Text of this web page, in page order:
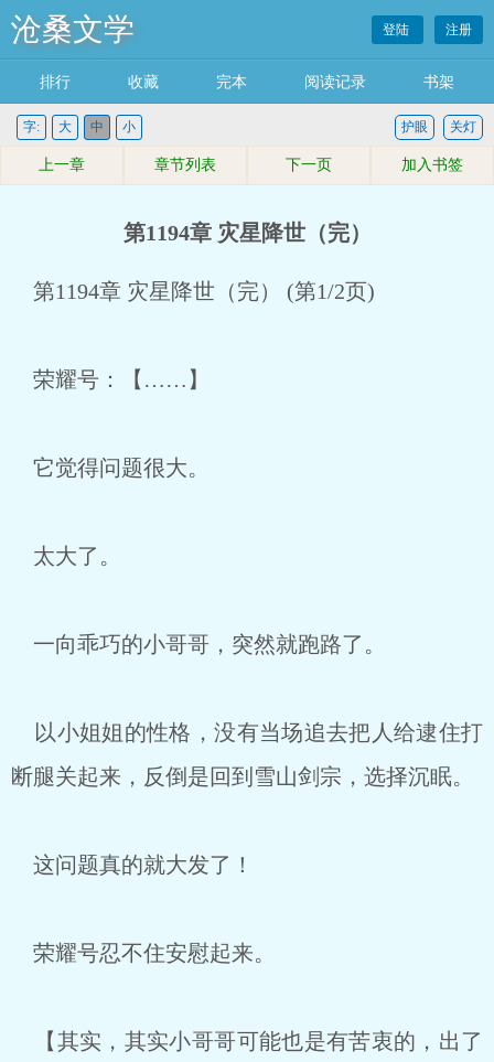
沧桑文学 登陆 注册
排行 收藏 完本 阅读记录 书架
字: 大 中 小 关灯
护眼
上一章 章节列表 下一页 加入书签
第1194章 灾星降世（完）
第1194章 灾星降世（完） (第1/2页)
荣耀号：【……】
它觉得问题很大。
太大了。
一向乖巧的小哥哥，突然就跑路了。
以小姐姐的性格，没有当场追去把人给逮住打
断腿关起来，反倒是回到雪山剑宗，选择沉眠。
这问题真的就大发了！
荣耀号忍不住安慰起来。
【其实，其实小哥哥可能也是有苦衷的，出了